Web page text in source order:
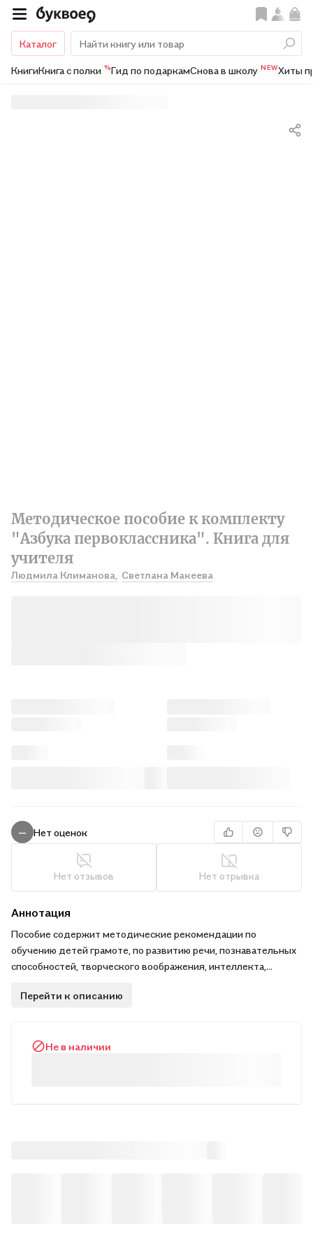
Каталог
КнигиКнига с полки %Гид по подаркамСнова в школу NEWХиты
Методическое пособие к комплекту
"Азбука первоклассника". Книга для
учителя
Людмила Климанова, Светлана Макеева
— Нет оценок
Нет отзывов Нет отрывка
Аннотация
Пособие содержит методические рекомендации по
обучению детей грамоте, по развитию речи, познавательных
способностей, творческого воображения, интеллекта,
Перейти к описанию
Не в наличии